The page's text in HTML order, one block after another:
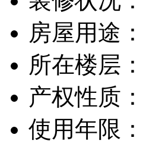
房屋用途
所在楼层：
产权性质
使用年限